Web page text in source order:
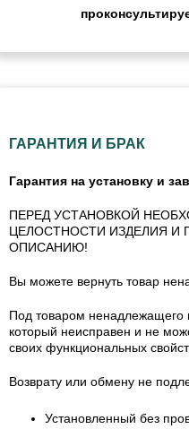
ГАРАНТИЯ И БРАК
Гарантия на установку и
ПЕРЕД УСТАНОВКОЙ
ЦЕЛОСТНОСТИ ИЗДЕЛИЯ И
ОПИСАНИЮ!
Вы можете вернуть товар
Под товаром ненадлежащего
который неисправен и не
своих функциональных
Возврату или обмену не
Установленный без